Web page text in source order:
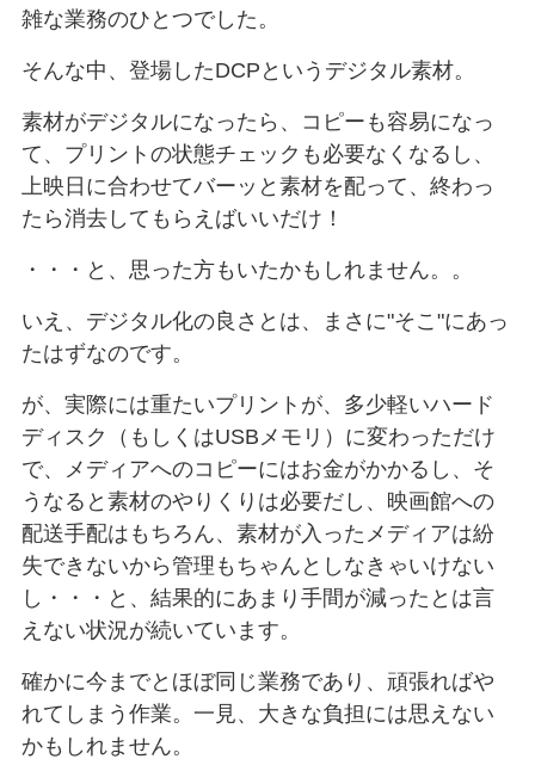
雑な業務のひとつでした。
そんな中、登場したDCPというデジタル素材。
素材がデジタルになったら、コピーも容易になっ
て、プリントの状態チェックも必要なくなるし、
上映日に合わせてバーッと素材を配って、終わっ
たら消去してもらえばいいだけ！
・・・と、思った方もいたかもしれません。。
いえ、デジタル化の良さとは、まさに"そこ"にあっ
たはずなのです。
が、実際には重たいプリントが、多少軽いハード
ディスク（もしくはUSBメモリ）に変わっただけ
で、メディアへのコピーにはお金がかかるし、そ
うなると素材のやりくりは必要だし、映画館への
配送手配はもちろん、素材が入ったメディアは紛
失できないから管理もちゃんとしなきゃいけない
し・・・と、結果的にあまり手間が減ったとは言
えない状況が続いています。
確かに今までとほぼ同じ業務であり、頑張ればや
れてしまう作業。一見、大きな負担には思えない
かもしれません。